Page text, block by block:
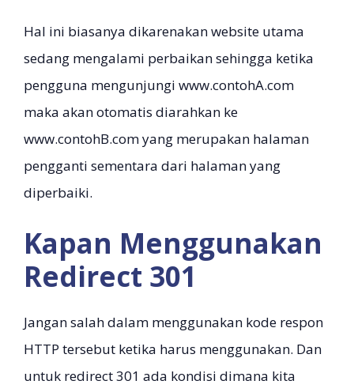
Hal ini biasanya dikarenakan website utama
sedang mengalami perbaikan sehingga ketika
pengguna mengunjungi www.contohA.com
maka akan otomatis diarahkan ke
www.contohB.com yang merupakan halaman
pengganti sementara dari halaman yang
diperbaiki.
Kapan Menggunakan
Redirect 301
Jangan salah dalam menggunakan kode respon
HTTP tersebut ketika harus menggunakan. Dan
untuk redirect 301 ada kondisi dimana kita